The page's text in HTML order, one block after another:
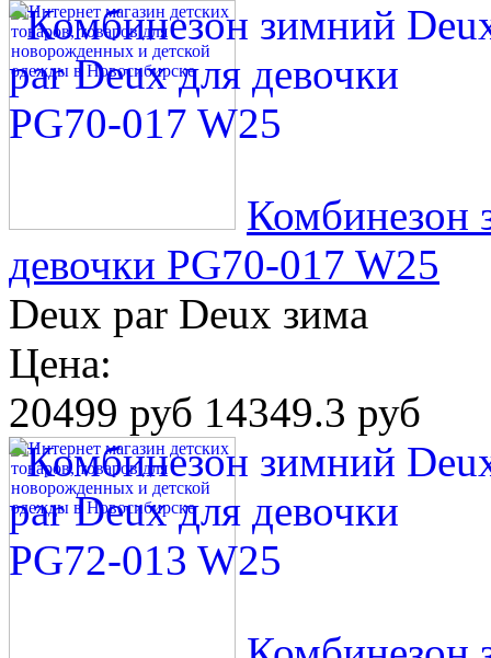
Комбинезон
девочки PG70-017 W25
Deux par Deux зима
Цена:
20499 руб 14349.3 руб